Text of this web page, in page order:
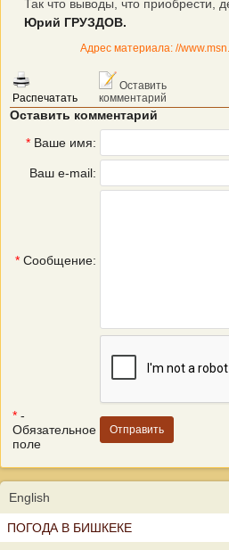
Так что выводы, что приобрести,
Юрий ГРУЗДОВ.
Адрес материала: //
Распечатать
Оставить
комментарий
Оставить комментарий
* Ваше имя:
Ваш e-mail:
* Сообщение:
* -
Обязательное
поле
English
ПОГОДА В БИШКЕКЕ